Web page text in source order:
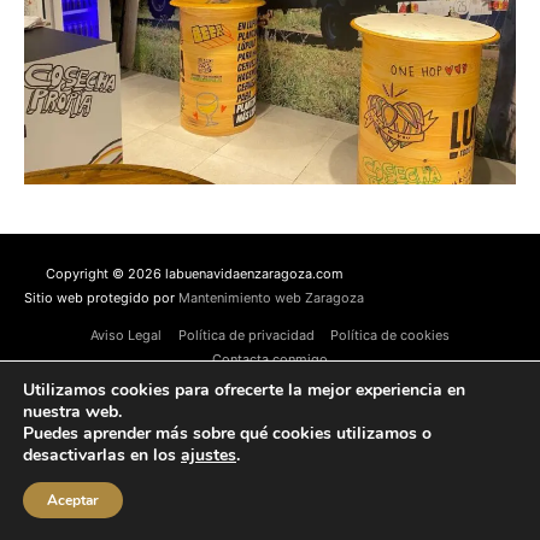
Copyright © 2026 labuenavidaenzaragoza.com
Sitio web protegido por Mantenimiento web Zaragoza
Aviso Legal Política de privacidad
Política de cookies
Contacta conmigo
Utilizamos cookies para ofrecerte la mejor experiencia en
nuestra web.
Puedes aprender más sobre qué cookies utilizamos o
desactivarlas en los ajustes.
Aceptar